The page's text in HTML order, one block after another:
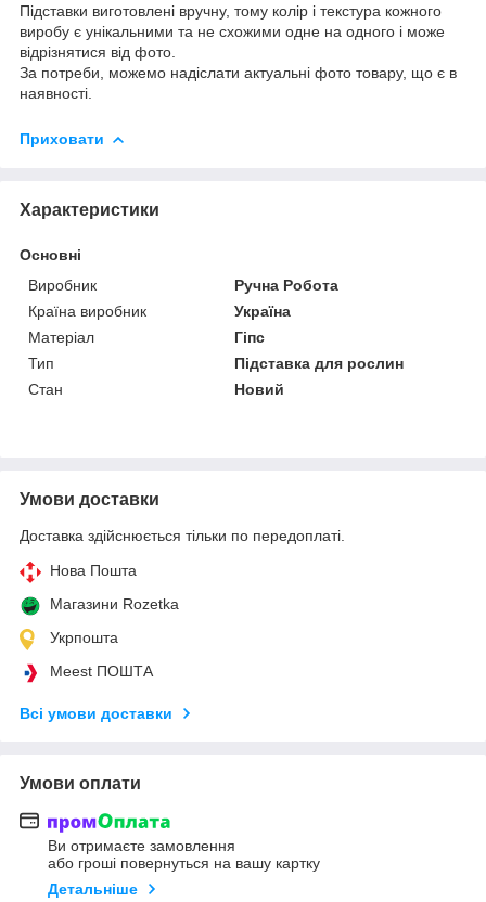
Підставки виготовлені вручну, тому колір і текстура кожного
виробу є унікальними та не схожими одне на одного і може
відрізнятися від фото.
За потреби, можемо надіслати актуальні фото товару, що є в
наявності.
Приховати
Характеристики
Основні
Виробник
Ручна Робота
Країна виробник
Україна
Матеріал
Гіпс
Тип
Підставка для рослин
Стан
Новий
Умови доставки
Доставка здійснюється тільки по передоплаті.
Нова Пошта
Магазини Rozetka
Укрпошта
Meest ПОШТА
Всі умови доставки
Умови оплати
Ви отримаєте замовлення
або гроші повернуться на вашу картку
Детальніше